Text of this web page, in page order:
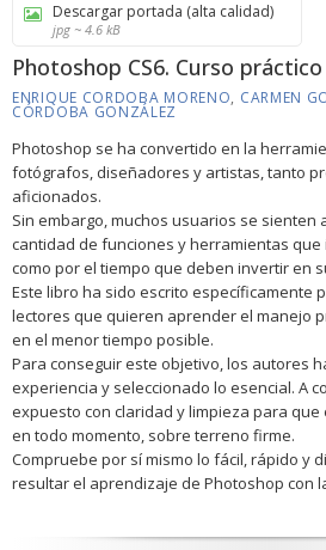
Descargar portada (alta calidad)
jpg ~ 4.6 kB
Photoshop CS6. Curso práctico
ENRIQUE CORDOBA MORENO, CARMEN
CÓRDOBA GONZÁLEZ
Photoshop se ha convertido en la
fotógrafos, diseñadores y artistas, tanto
aficionados.
Sin embargo, muchos usuarios se sienten
cantidad de funciones y herramientas
como por el tiempo que deben invertir en
Este libro ha sido escrito específicamente
lectores que quieren aprender el manejo
en el menor tiempo posible.
Para conseguir este objetivo, los autores
experiencia y seleccionado lo esencial. A
expuesto con claridad y limpieza para
en todo momento, sobre terreno firme.
Compruebe por sí mismo lo fácil, rápido y
resultar el aprendizaje de Photoshop con